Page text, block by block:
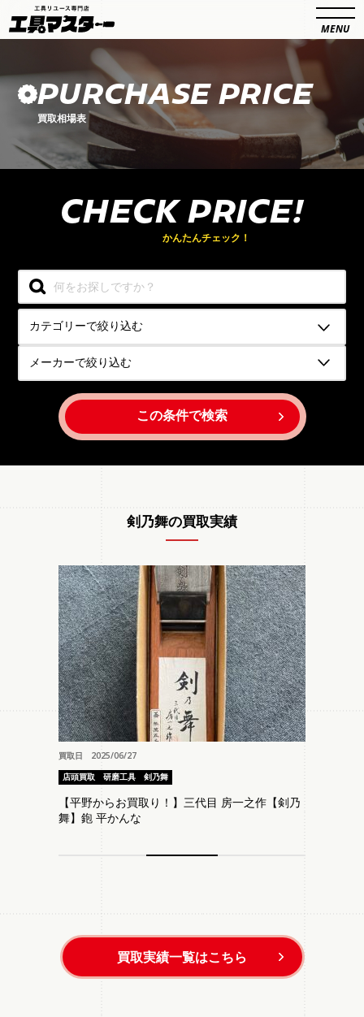
PURCHASE PRICE
買取相場表
CHECK PRICE!
かんたんチェック！
この条件で検索
剣乃舞の買取実績
買取日 2025/06/27
店頭買取
研磨工具 剣乃舞
【平野からお買取り！】三代目 房一之作【剣乃
舞】鉋 平かんな
買取実績一覧はこちら